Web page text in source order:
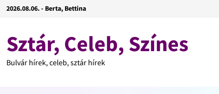
2026.08.06. - Berta, Bettina
Sztár, Celeb, Színes
Bulvár hírek, celeb, sztár hírek